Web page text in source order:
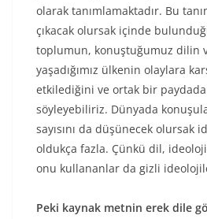
olarak tanımlamaktadır. Bu
çıkacak olursak içinde
toplumun, konuştuğumuz dilin
yaşadığımız ülkenin olaylara
etkilediğini ve ortak bir paydada
söyleyebiliriz. Dünyada
sayısını da düşünecek olursak
oldukça fazla. Çünkü dil,
onu kullananlar da gizli
Peki kaynak metnin erek dile